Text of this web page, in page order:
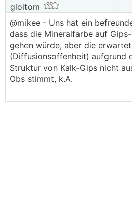
gloitom
@mikee - Uns hat ein
dass die Mineralfarbe auf
gehen würde, aber die
(Diffusionsoffenheit) aufgrund
Struktur von Kalk-Gips nicht
Obs stimmt, k.A.